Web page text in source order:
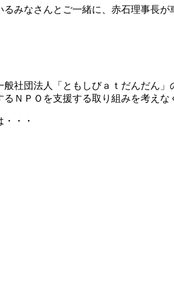
みなさんとご一緒に、赤石理事長が
社団法人「ともしびａｔだんだん
ＮＰＯを支援する取り組みを考えな
・・